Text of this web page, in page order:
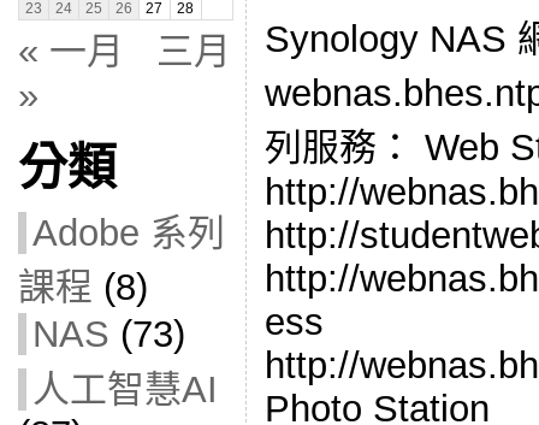
23
24 25 26 27 28
« 一月
三月
»
分類
Adobe 系列
課程 (8)
NAS (73)
人工智慧AI
Synology NAS
列服務： Web
http://
http://
http://
ess
http://
Photo Station